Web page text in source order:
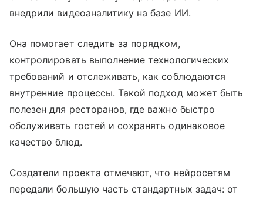
внедрили видеоаналитику на базе ИИ.
Она помогает следить за порядком,
контролировать выполнение технологических
требований и отслеживать, как соблюдаются
внутренние процессы. Такой подход может быть
полезен для ресторанов, где важно быстро
обслуживать гостей и сохранять одинаковое
качество блюд.
Создатели проекта отмечают, что нейросетям
передали большую часть стандартных задач: от